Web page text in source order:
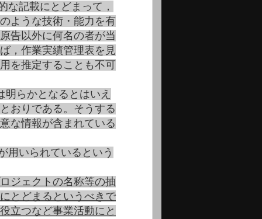
記載にとどまって，
ような技術・能力を有
告以外に何名の者が当
，作業実績管理表を見
を推定することも不可
らかとなるとはいえ
おりである。そうする
な情報が含まれている
用いられているという
ジェクトの名称等の抽
とどまるというべきで
立つなど事業活動にと